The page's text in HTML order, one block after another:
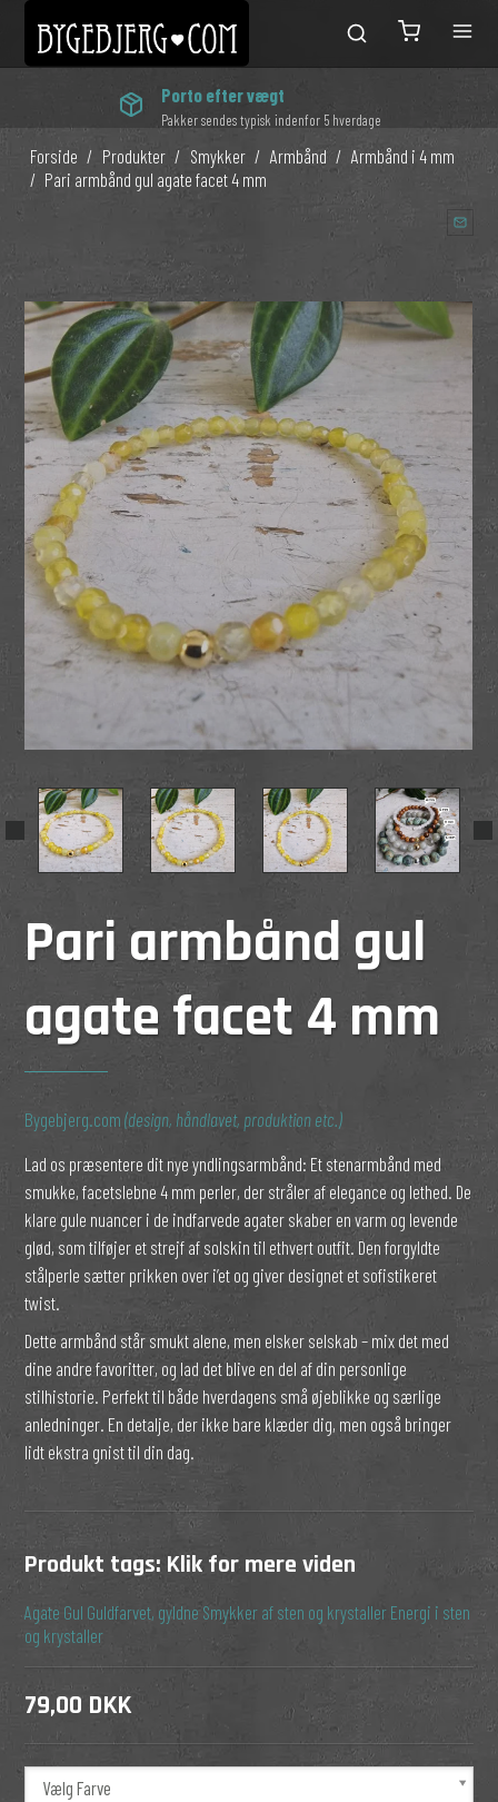
Porto efter vægt
Pakker sendes typisk indenfor 5 hverdage
Forside / Produkter / Smykker / Armbånd / Armbånd i 4 mm
/ Pari armbånd gul agate facet 4 mm
Pari armbånd gul
agate facet 4 mm
Bygebjerg.com(design, håndlavet, produktion etc.)
Lad os præsentere dit nye yndlingsarmbånd: Et stenarmbånd med
smukke, facetslebne 4 mm perler, der stråler af elegance og lethed. De
klare gule nuancer i de indfarvede agater skaber en varm og levende
glød, som tilføjer et strejf af solskin til ethvert outfit. Den forgyldte
stålperle sætter prikken over i’et og giver designet et sofistikeret
twist.
Dette armbånd står smukt alene, men elsker selskab – mix det med
dine andre favoritter, og lad det blive en del af din personlige
stilhistorie. Perfekt til både hverdagens små øjeblikke og særlige
anledninger. En detalje, der ikke bare klæder dig, men også bringer
lidt ekstra gnist til din dag.
Produkt tags: Klik for mere viden
Agate Gul Guldfarvet, gyldneSmykker af sten og krystaller Energi i sten
og krystaller
79,00 DKK
Vælg Farve